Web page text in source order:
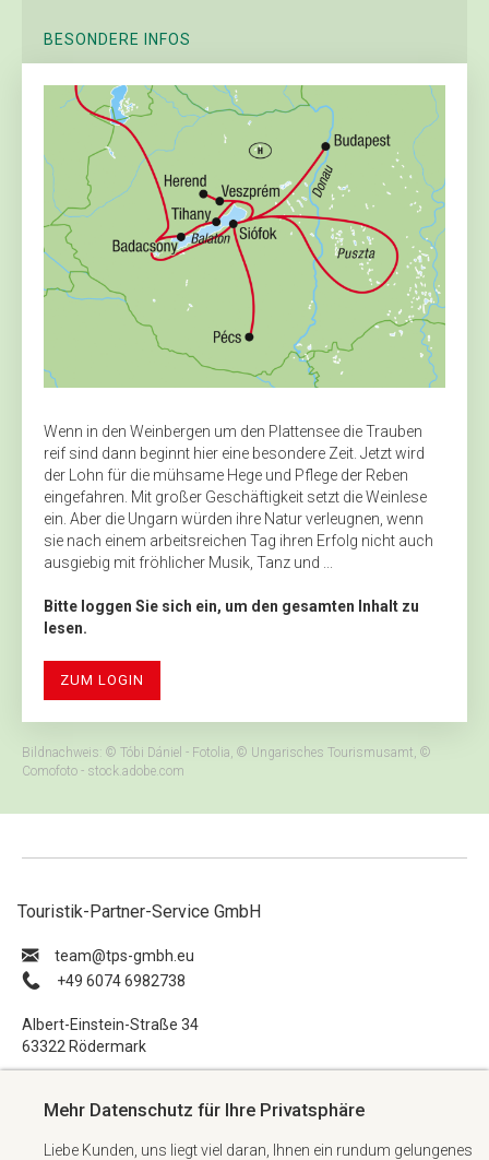
BESONDERE INFOS
Wenn in den Weinbergen um den Plattensee die Trauben
reif sind dann beginnt hier eine besondere Zeit. Jetzt wird
der Lohn für die mühsame Hege und Pflege der Reben
eingefahren. Mit großer Geschäftigkeit setzt die Weinlese
ein. Aber die Ungarn würden ihre Natur verleugnen, wenn
sie nach einem arbeitsreichen Tag ihren Erfolg nicht auch
ausgiebig mit fröhlicher Musik, Tanz und ...
Bitte loggen Sie sich ein, um den gesamten Inhalt zu
lesen.
ZUM LOGIN
Bildnachweis: © Tóbi Dániel - Fotolia, © Ungarisches Tourismusamt, ©
Comofoto - stock.adobe.com
Touristik-Partner-Service GmbH
ue.hbmg-spt@maet
+49 6074 6982738
Albert-Einstein-Straße 34
63322 Rödermark
Impressum
AGB
Mehr Datenschutz für Ihre Privatsphäre
Liebe Kunden, uns liegt viel daran, Ihnen ein rundum gelungenes